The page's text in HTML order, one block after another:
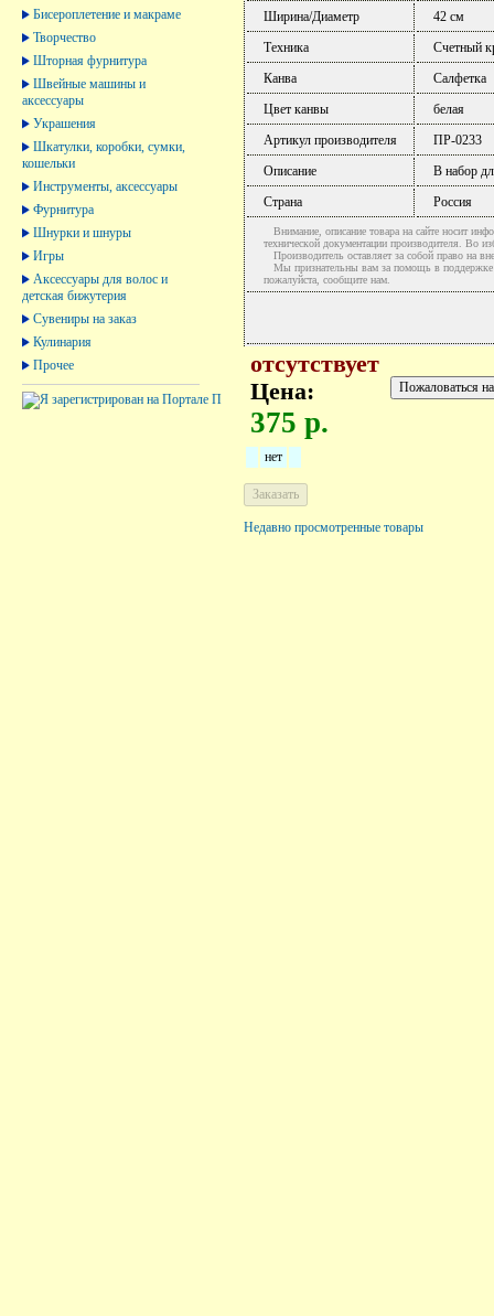
Бисероплетение и макраме
Творчество
Шторная фурнитура
Швейные машины и
аксессуары
Украшения
Шкатулки, коробки, сумки,
кошельки
Инструменты, аксессуары
Фурнитура
Шнурки и шнуры
Игры
Аксессуары для волос и
детская бижутерия
Сувениры на заказ
Кулинария
Прочее
Ширина/Диаметр
42 см
Техника
Счетный
Канва
Салфетка
Цвет канвы
белая
Артикул производителя
ПР-0233
Описание
В набор
Страна
Россия
Внимание, описание товара на сайте носит
технической документации производителя. Во
Производитель оставляет за собой право на
Мы признательны вам за помощь в поддержке
пожалуйста, сообщите нам.
отсутствует
Цена:
375 р.
нет
Недавно просмотренные товары